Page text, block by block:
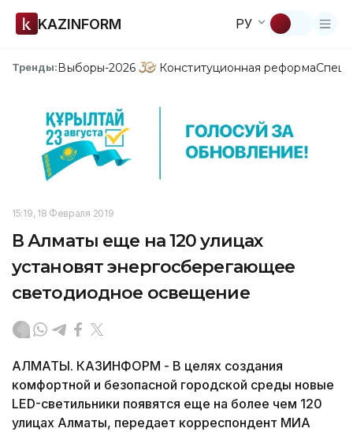
KAZINFORM РУ
Тренды:Выборы-2026 Конституционная реформа
15:19, 18 Февраля 2019
В Алматы еще на 120 улицах
установят энергосберегающее
светодиодное освещение
АЛМАТЫ. КАЗИНФОРМ - В целях создания
комфортной и безопасной городской среды новые
LED-светильники появятся еще на более чем 120
улицах Алматы, передает корреспондент МИА